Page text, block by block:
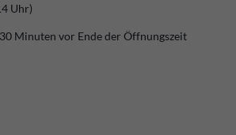
Uhr)
30 Minuten vor Ende der Öffnungszeit